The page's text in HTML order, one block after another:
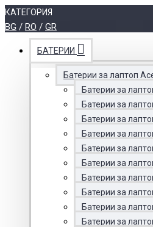
КАТЕГОРИЯ
BG / RO / GR
БАТЕРИИ
Батерии за лаптоп
Батерии за
Батерии за
Батерии за
Батерии за
Батерии за
Батерии за
Батерии за
Батерии за
Батерии за
Батерии за